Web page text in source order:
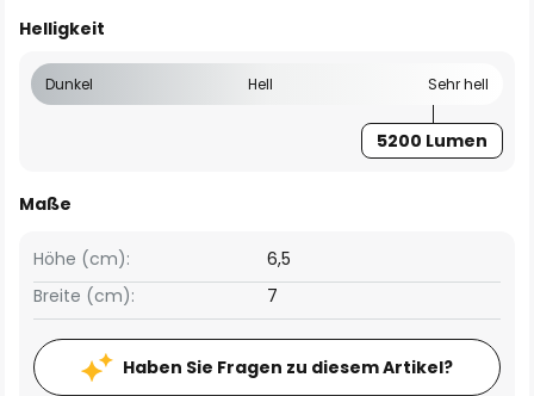
Helligkeit
Dunkel Hell Sehr hell
5200 Lumen
Maße
Breite (cm): 7
Höhe (cm): 6,5
Haben Sie Fragen zu diesem Artikel?